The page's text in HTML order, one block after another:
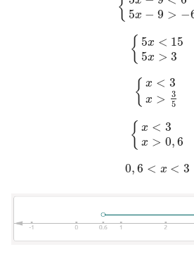
{ 5x − 9 > −
{5 x−9 5 −9 >−
{ 5x < 15
5x > 3
{5 x<15 5x >3
{ x < 3
x >
3
5
{x > 35
{ x < 3
x > 0,6
{x <3 x> 0,
0,6 < x < 3
0,6< x< 3